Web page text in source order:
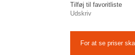
Tilføj til favoritliste
Udskriv
For at se priser